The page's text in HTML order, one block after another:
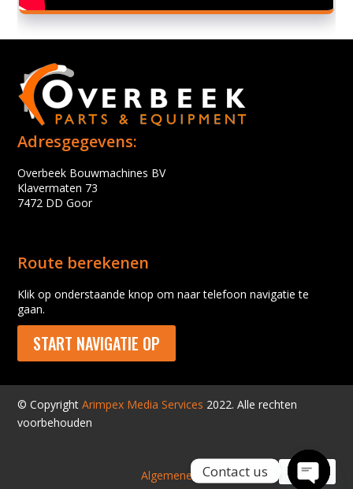
Adresgegevens:
Overbeek Bouwmachines BV
Klavermaten 73
7472 DD Goor
Route berekenen
Klik op onderstaande knop om naar telefoon navigatie te
gaan.
START NAVIGATIE OP
© CopyrightArimpex Media Services 2022. Alle rechten
voorbehouden
Algemene voorwaarden
Contact us